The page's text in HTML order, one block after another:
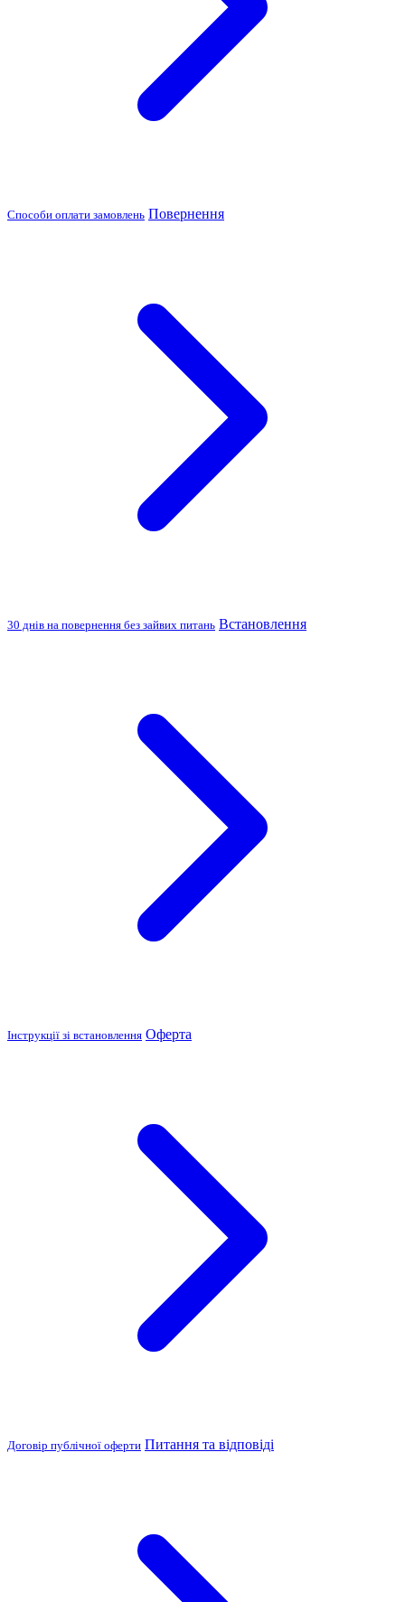
Способи оплати замовлень Повернення
30 днів на повернення без зайвих питань Встановлення
Інструкції зі встановлення Оферта
Договір публічної оферти Питання та відповіді